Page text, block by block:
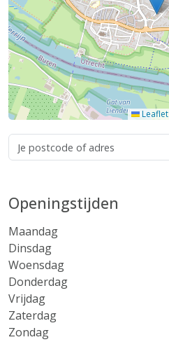
Leaflet
Openingstijden
Maandag
Dinsdag
Woensdag
Donderdag
Vrijdag
Zaterdag
Zondag